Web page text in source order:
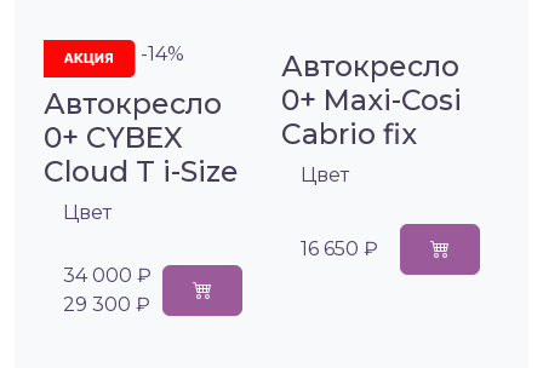
-14%
Автокресло
0+ CYBEX
Cloud T i-Size
Цвет
34 000 ₽
29 300 ₽
Автокресло
0+ Maxi-Cosi
Cabrio fix
Цвет
16 650 ₽